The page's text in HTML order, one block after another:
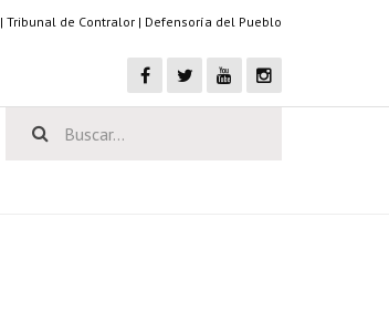
| Tribunal de Contralor | Defensoría del Pueblo